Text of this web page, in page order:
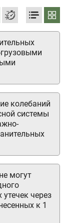
могут
через
к 1
колебаний
системы